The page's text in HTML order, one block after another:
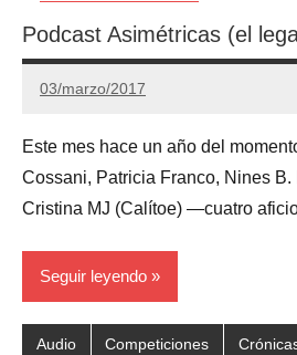
Podcast Asimétricas (el
03/marzo/2017
Gimnastas.net
No
comentarios
Este mes hace un año del
Cossani, Patricia Franco, Nines B.
Cristina MJ (Calítoe) —cuatro
Seguir leyendo
Audio Competiciones